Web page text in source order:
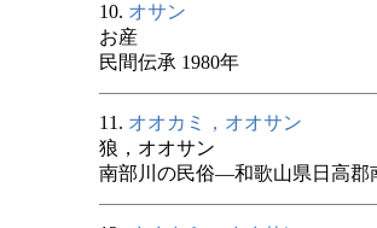
10. オサン
お産
民間伝承 1980年
11. オオカミ，オオサン
狼，オオサン
南部川の民俗―和歌山県日高郡